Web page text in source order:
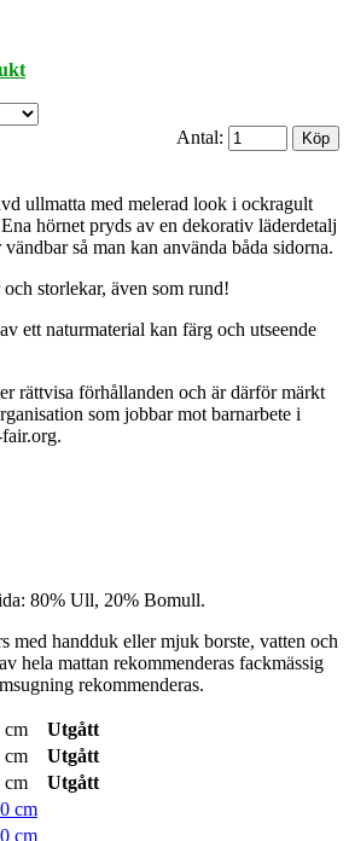
Antal:
ullmatta med melerad look i ockragult
hörnet pryds av en dekorativ läderdetalj
så man kan använda båda sidorna.
storlekar, även som rund!
ett naturmaterial kan färg och utseende
rättvisa förhållanden och är därför märkt
som jobbar mot barnarbete i
80% Ull, 20% Bomull.
med handduk eller mjuk borste, vatten och
hela mattan rekommenderas fackmässig
rekommenderas.
cm
Utgått
cm
Utgått
cm
Utgått
cm
cm